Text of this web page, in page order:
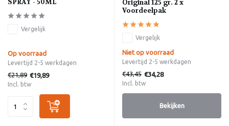
SPRAY - 50ML
Vergelijk
Op voorraad
Levertijd 2-5 werkdagen
€21,89 €19,89
Incl. btw
Original 125 gr. 2 x
Voordeelpak
Vergelijk
Niet op voorraad
Levertijd 2-5 werkdagen
€43,45 €34,28
Incl. btw
Bekijken